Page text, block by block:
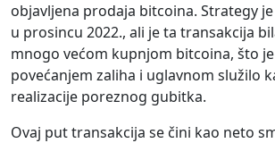
objavljena prodaja bitcoina. Strategy
u prosincu 2022., ali je ta transakcija
mnogo većom kupnjom bitcoina, što
povećanjem zaliha i uglavnom služilo
realizacije poreznog gubitka.
Ovaj put transakcija se čini kao neto